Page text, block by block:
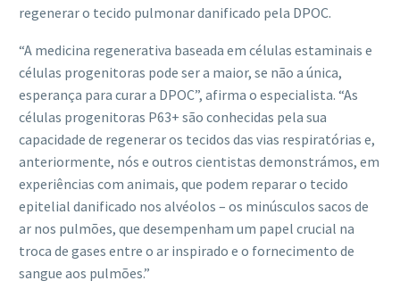
regenerar o tecido pulmonar danificado pela DPOC.
“A medicina regenerativa baseada em células estaminais e
células progenitoras pode ser a maior, se não a única,
esperança para curar a DPOC”, afirma o especialista. “As
células progenitoras P63+ são conhecidas pela sua
capacidade de regenerar os tecidos das vias respiratórias e,
anteriormente, nós e outros cientistas demonstrámos, em
experiências com animais, que podem reparar o tecido
epitelial danificado nos alvéolos – os minúsculos sacos de
ar nos pulmões, que desempenham um papel crucial na
troca de gases entre o ar inspirado e o fornecimento de
sangue aos pulmões.”